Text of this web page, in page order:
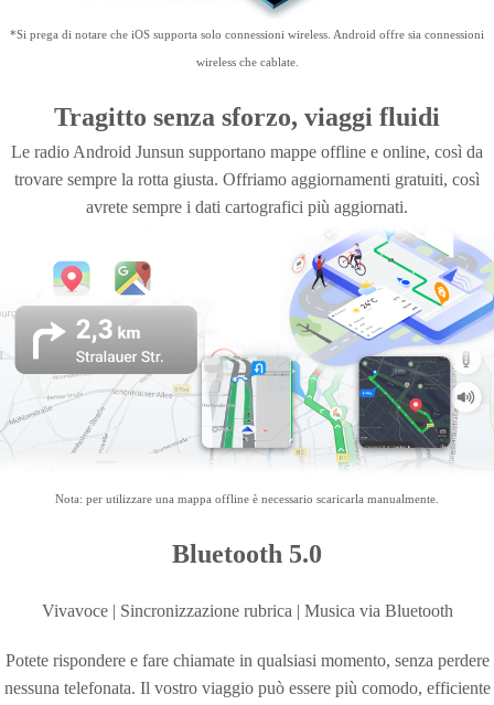
*Si prega di notare che iOS supporta solo connessioni wireless. Android offre sia connessioni
wireless che cablate.
Tragitto senza sforzo, viaggi fluidi
Le radio Android Junsun supportano mappe offline e online, così da
trovare sempre la rotta giusta. Offriamo aggiornamenti gratuiti, così
avrete sempre i dati cartografici più aggiornati.
Nota: per utilizzare una mappa offline è necessario scaricarla manualmente.
Bluetooth 5.0
Vivavoce | Sincronizzazione rubrica | Musica via Bluetooth
Potete rispondere e fare chiamate in qualsiasi momento, senza perdere
nessuna telefonata. Il vostro viaggio può essere più comodo, efficiente